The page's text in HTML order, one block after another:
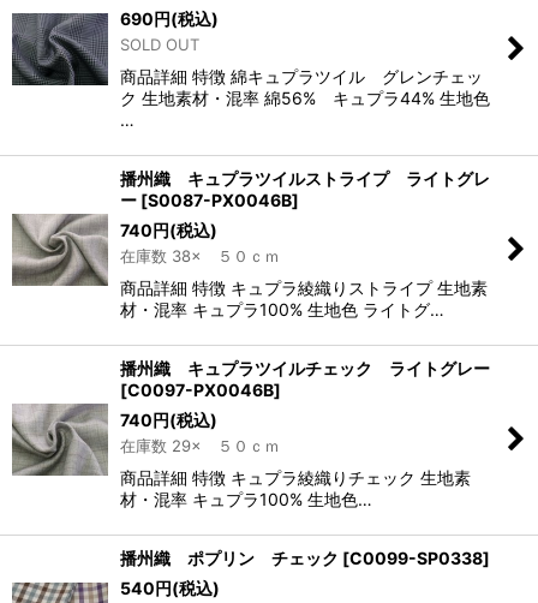
690円(税込)
SOLD OUT
商品詳細 特徴 綿キュプラツイル グレンチェッ
ク 生地素材・混率 綿56% キュプラ44% 生地色
…
播州織 キュプラツイルストライプ ライトグレ
ー [S0087-PX0046B]
740円(税込)
在庫数 38× ５０ｃｍ
商品詳細 特徴 キュプラ綾織りストライプ 生地素
材・混率 キュプラ100% 生地色 ライトグ…
播州織 キュプラツイルチェック ライトグレー
[C0097-PX0046B]
740円(税込)
在庫数 29× ５０ｃｍ
商品詳細 特徴 キュプラ綾織りチェック 生地素
材・混率 キュプラ100% 生地色…
播州織 ポプリン チェック [C0099-SP0338]
540円(税込)